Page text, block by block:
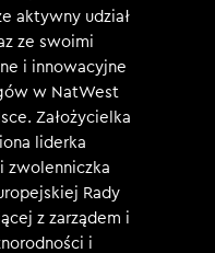
aktywny udział
ze swoimi
i innowacyjne
w NatWest
Założycielka
liderka
zwolenniczka
Rady
z zarządem i
i